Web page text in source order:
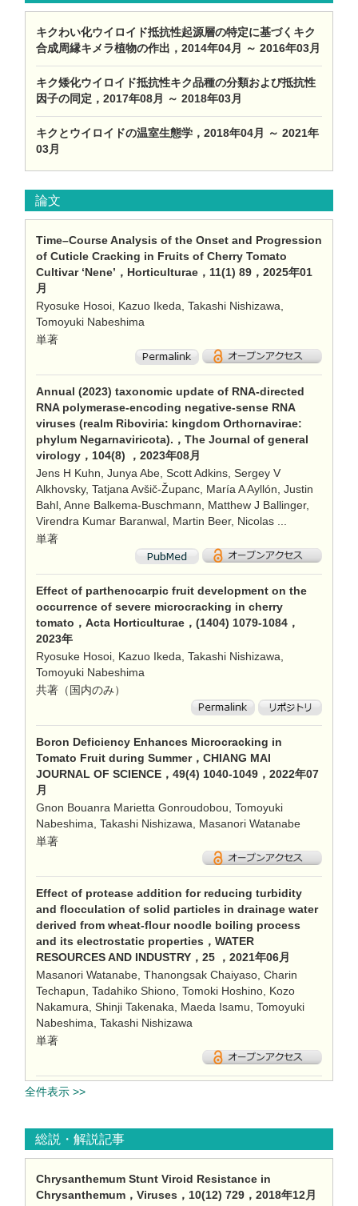
キクわい化ウイロイド抵抗性起源層の特定に基づくキク
合成周縁キメラ植物の作出，2014年04月 ～ 2016年03月
キク矮化ウイロイド抵抗性キク品種の分類および抵抗性
因子の同定，2017年08月 ～ 2018年03月
キクとウイロイドの温室生態学，2018年04月 ～ 2021年
03月
論文
Time–Course Analysis of the Onset and Progression
of Cuticle Cracking in Fruits of Cherry Tomato
Cultivar ‘Nene’，Horticulturae，11(1) 89，2025年01
月
Ryosuke Hosoi, Kazuo Ikeda, Takashi Nishizawa,
Tomoyuki Nabeshima
単著
Annual (2023) taxonomic update of RNA-directed
RNA polymerase-encoding negative-sense RNA
viruses (realm Riboviria: kingdom Orthornavirae:
phylum Negarnaviricota).，The Journal of general
virology，104(8) ，2023年08月
Jens H Kuhn, Junya Abe, Scott Adkins, Sergey V
Alkhovsky, Tatjana Avšič-Županc, María A Ayllón, Justin
Bahl, Anne Balkema-Buschmann, Matthew J Ballinger,
Virendra Kumar Baranwal, Martin Beer, Nicolas ...
単著
Effect of parthenocarpic fruit development on the
occurrence of severe microcracking in cherry
tomato，Acta Horticulturae，(1404) 1079-1084，
2023年
Ryosuke Hosoi, Kazuo Ikeda, Takashi Nishizawa,
Tomoyuki Nabeshima
共著（国内のみ）
Boron Deficiency Enhances Microcracking in
Tomato Fruit during Summer，CHIANG MAI
JOURNAL OF SCIENCE，49(4) 1040-1049，2022年07
月
Gnon Bouanra Marietta Gonroudobou, Tomoyuki
Nabeshima, Takashi Nishizawa, Masanori Watanabe
単著
Effect of protease addition for reducing turbidity
and flocculation of solid particles in drainage water
derived from wheat-flour noodle boiling process
and its electrostatic properties，WATER
RESOURCES AND INDUSTRY，25 ，2021年06月
Masanori Watanabe, Thanongsak Chaiyaso, Charin
Techapun, Tadahiko Shiono, Tomoki Hoshino, Kozo
Nakamura, Shinji Takenaka, Maeda Isamu, Tomoyuki
Nabeshima, Takashi Nishizawa
単著
全件表示 >>
総説・解説記事
Chrysanthemum Stunt Viroid Resistance in
Chrysanthemum，Viruses，10(12) 729，2018年12月